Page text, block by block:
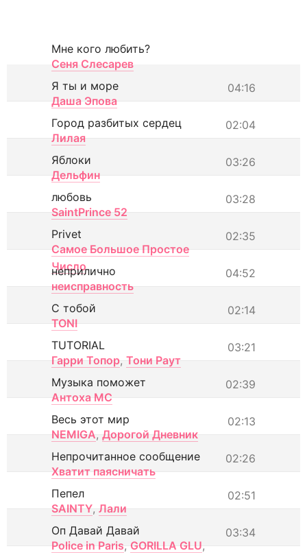
Мне кого любить?
Сеня Слесарев
04:16
Я ты и море
Даша Эпова
02:04
Город разбитых сердец
Лилая
03:26
Яблоки
Дельфин
03:28
любовь
SaintPrince 52
02:35
Privet
Самое Большое Простое
Число
04:52
неприлично
неисправность
02:14
С тобой
TONI
03:21
TUTORIAL
Гарри Топор, Тони Раут
02:39
Музыка поможет
Антоха МС
02:13
Весь этот мир
NEMIGA, Дорогой Дневник
02:26
Непрочитанное сообщение
Хватит паясничать
02:51
Пепел
SAINTY, Лали
03:34
Оп Давай Давай
Police in Paris, GORILLA GLU,